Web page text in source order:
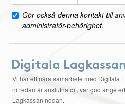
Gör också denna kontakt till
administratör-behörighet.
Digitala
Vi har ett nära samarbete med Digitala
ni redan är anslutna dit, var god ange
Lagkassan nedan.